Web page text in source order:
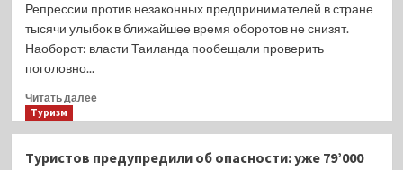
электрическими
элементами,
которые
допускают
в
Репрессии против незаконных предпринимателей в стране
тысячи улыбок в ближайшее время оборотов не снизят.
Наоборот: власти Таиланда пообещали проверить
поголовно...
Читать далееПрочитать
репрессии:
Туризм
Туристов предупредили об опасности: уже 79’000